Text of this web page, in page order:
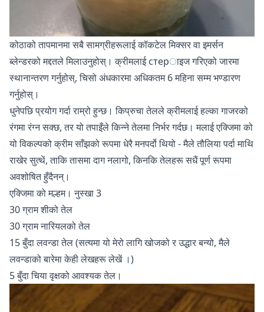
कोठाको तापमानमा सबै सामग्रीहरूलाई कॉकटेल मिक्सर वा इमर्सन
ब्लेन्डरको मद्दतले मिलाउनुहोस्। क्रीमलाई стерाइज गरिएको जारमा
स्थानान्तरण गर्नुहोस्, चिसो अंधकारमा अधिकतम 6 महिना सम्म भण्डारण
गर्नुहोस्।
धुनेपछि प्रयोग गर्दा राम्रो हुन्छ। किप्रुचा तेलले क्रीमलाई हल्का गाजरको
रंगमा रंग्न सक्छ, तर यो तपाइँले किन्ने तेलमा निर्भर गर्दछ। मलाई एक्जिमा को
यो विकल्पको क्रीम साँझको रूपमा धेरै मनपर्दो थियो - मैले तौलिया पर्दा माथि
राखेर सुत्थें, ताकि तासमा दाग नलागो, किनकि तेलहरू सधैं पूर्ण रूपमा
अवशोषित हुँदैनन्।
एक्जिमा को मल्हम। नुस्खा 3
30 ग्राम शीको तेल
30 ग्राम नारियलको तेल
15 बुँदा लवन्डा तेल (सत्यमा यो मेरो लागि खोजको र उद्धार बन्यो, मैले
लवन्डाको बारेमा केही लेखहरू लेखें।)
5 बुँदा चिया वृक्षको आवश्यक तेल।